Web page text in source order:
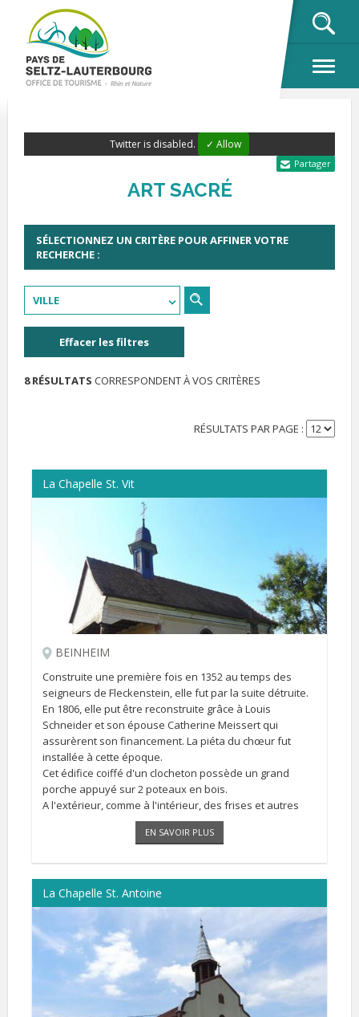
Twitter is disabled. ✓ Allow
Partager
ART SACRÉ
SÉLECTIONNEZ UN CRITÈRE POUR AFFINER VOTRE
RECHERCHE :
VILLE
Effacer les filtres
8 RÉSULTATS CORRESPONDENT À VOS CRITÈRES
RÉSULTATS PAR PAGE :
La Chapelle St. Vit
BEINHEIM
Construite une première fois en 1352 au temps des
seigneurs de Fleckenstein, elle fut par la suite détruite.
En 1806, elle put être reconstruite grâce à Louis
Schneider et son épouse Catherine Meissert qui
assurèrent son financement. La piéta du chœur fut
installée à cette époque.
Cet édifice coiffé d'un clocheton possède un grand
porche appuyé sur 2 poteaux en bois.
A l'extérieur, comme à l'intérieur, des frises et autres
décors discrets, réalisés par le peintre Hervé Eichwald
EN SAVOIR PLUS
La Chapelle St. Antoine